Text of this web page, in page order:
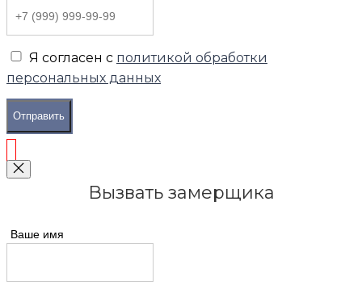
Я согласен с политикой обработки
персональных данных
Отправить
Вызвать замерщика
Ваше имя